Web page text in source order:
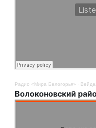
Радио «Мира Белогорья» ·
Волоконовский